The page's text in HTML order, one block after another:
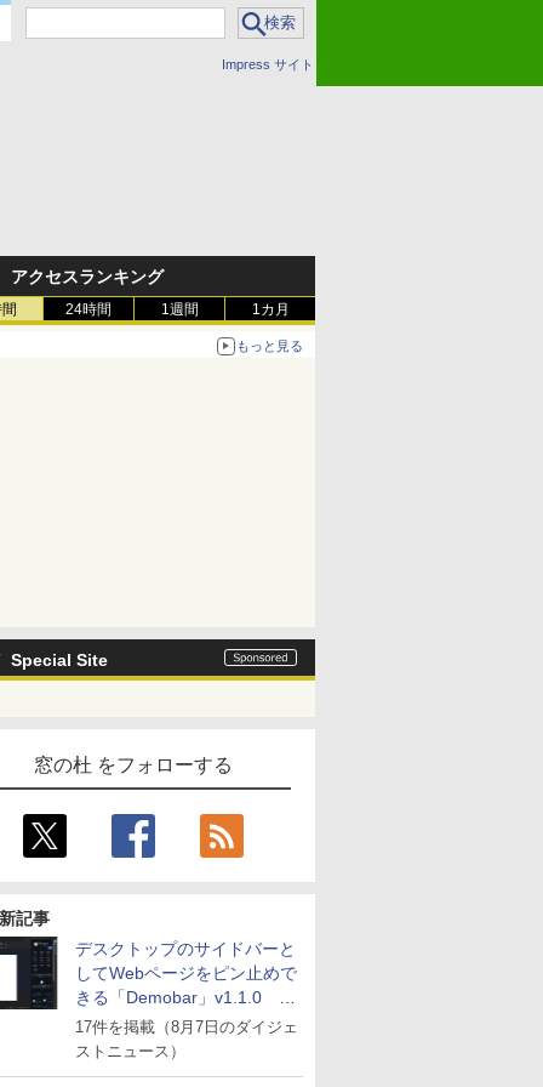
Impress サイト
アクセスランキング
24時間 1週間 1カ月
もっと見る
Special Site
窓の杜 をフォローする
記事
デスクトップのサイドバーと
してWebページをピン止めで
きる「Demobar」v1.1.0 ほ
か
17件を掲載（8月7日のダイジェ
ストニュース）